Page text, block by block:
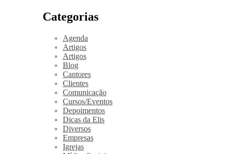
Categorias
Agenda
Artigos
Artigos
Blog
Cantores
Clientes
Comunicação
Cursos/Eventos
Depoimentos
Dicas da Elis
Diversos
Empresas
Igrejas